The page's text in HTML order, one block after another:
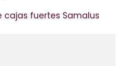
cajas fuertes Samalus